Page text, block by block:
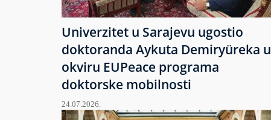
Univerzitet u Sarajevu ugostio
doktoranda Aykuta Demiryüreka u
okviru EUPeace programa
doktorske mobilnosti
24.07.2026.